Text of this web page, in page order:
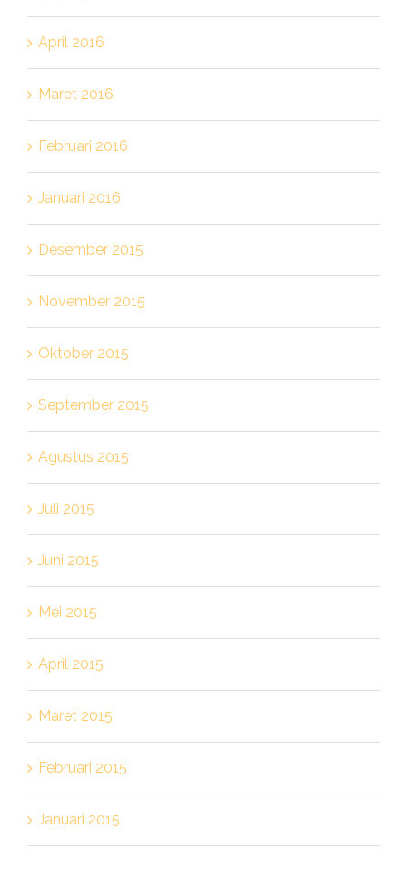
April 2016
Maret 2016
Februari 2016
Januari 2016
Desember 2015
November 2015
Oktober 2015
September 2015
Agustus 2015
Juli 2015
Juni 2015
Mei 2015
April 2015
Maret 2015
Februari 2015
Januari 2015